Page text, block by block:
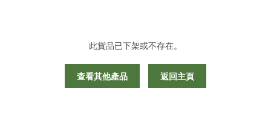
此貨品已下架或不存在。
查看其他產品 返回主頁